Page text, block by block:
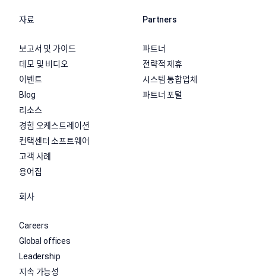
자료
보고서 및 가이드
데모 및 비디오
이벤트
Blog
리소스
경험 오케스트레이션
컨택센터 소프트웨어
고객 사례
용어집
Partners
파트너
전략적 제휴
시스템 통합업체
파트너 포털
회사
Careers
Global offices
Leadership
지속 가능성